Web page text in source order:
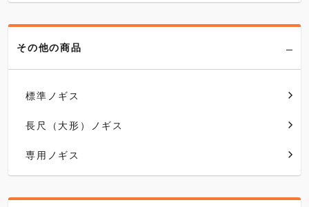
その他の商品
標準ノギス
長尺（大形）ノギス
専用ノギス